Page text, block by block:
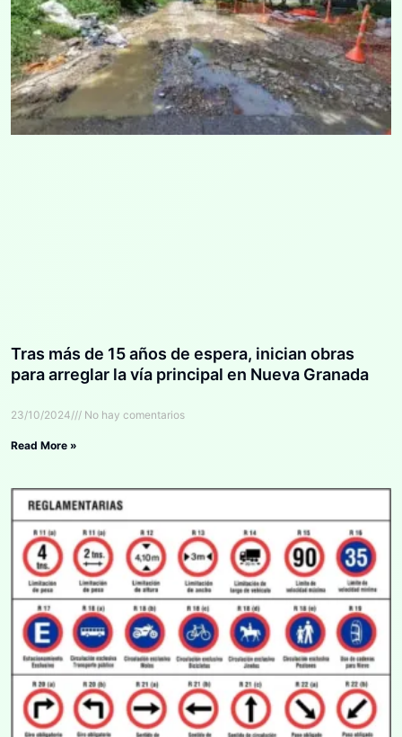
Tras más de 15 años de espera, inician obras
para arreglar la vía principal en Nueva Granada
23/10/2024 No hay comentarios
Read More »